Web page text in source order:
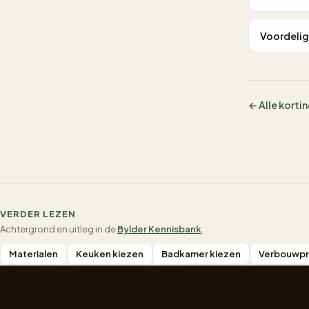
← Alle
VERDER LEZEN
Achtergrond en uitleg in deBylder Kennisbank
Materialen Keuken kiezen Badkamer kiezen